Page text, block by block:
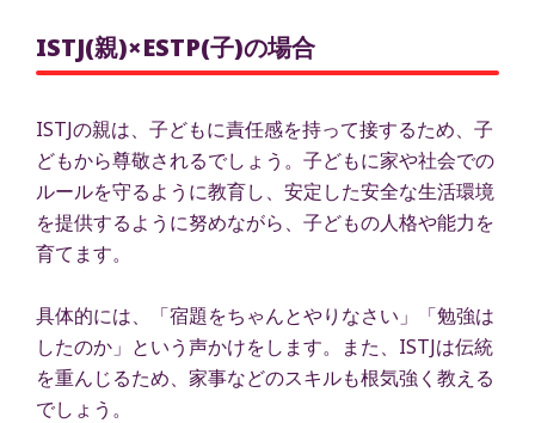
ISTJ(親)×ESTP(子)の場合
ISTJの親は、子どもに責任感を持って接するため、子
どもから尊敬されるでしょう。子どもに家や社会での
ルールを守るように教育し、安定した安全な生活環境
を提供するように努めながら、子どもの人格や能力を
育てます。
具体的には、「宿題をちゃんとやりなさい」「勉強は
したのか」という声かけをします。また、ISTJは伝統
を重んじるため、家事などのスキルも根気強く教える
でしょう。